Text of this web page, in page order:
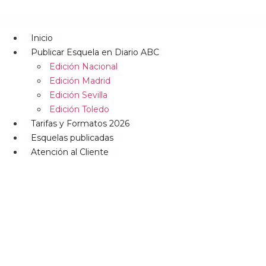
Inicio
Publicar Esquela en Diario ABC
Edición Nacional
Edición Madrid
Edición Sevilla
Edición Toledo
Tarifas y Formatos 2026
Esquelas publicadas
Atención al Cliente